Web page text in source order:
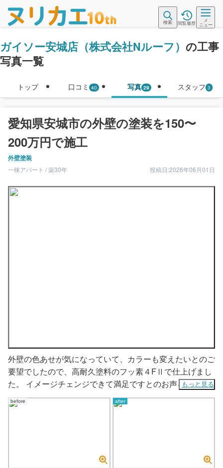
検索 閲覧履歴
メ
ニュー
ガイソー安城店（株式会社Nルーフ） の工事
写真一覧
トップ 口コミ 40 写真 29 スタッフ 3
愛知県安城市の外壁の塗装を150〜
200万円で施工
外壁塗装
一棟アパート / 築30年 投稿日:2026年06月01日
外壁の色あせが気になっていて、カラーも変えたいとのご
要望でしたので、高耐久塗料のフッ素４FⅡで仕上げまし
た。 イメージチェンジできて満足ですとのお声をいただ
きました。
もっと見る
before after